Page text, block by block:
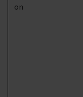
on